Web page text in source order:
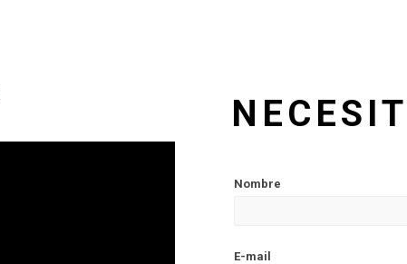
Nombre
E-mail